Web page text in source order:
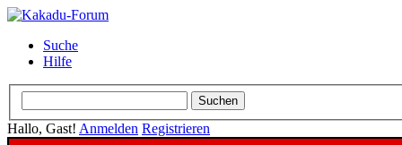
Suche
Hilfe
Hallo, Gast! Anmelden Registrieren